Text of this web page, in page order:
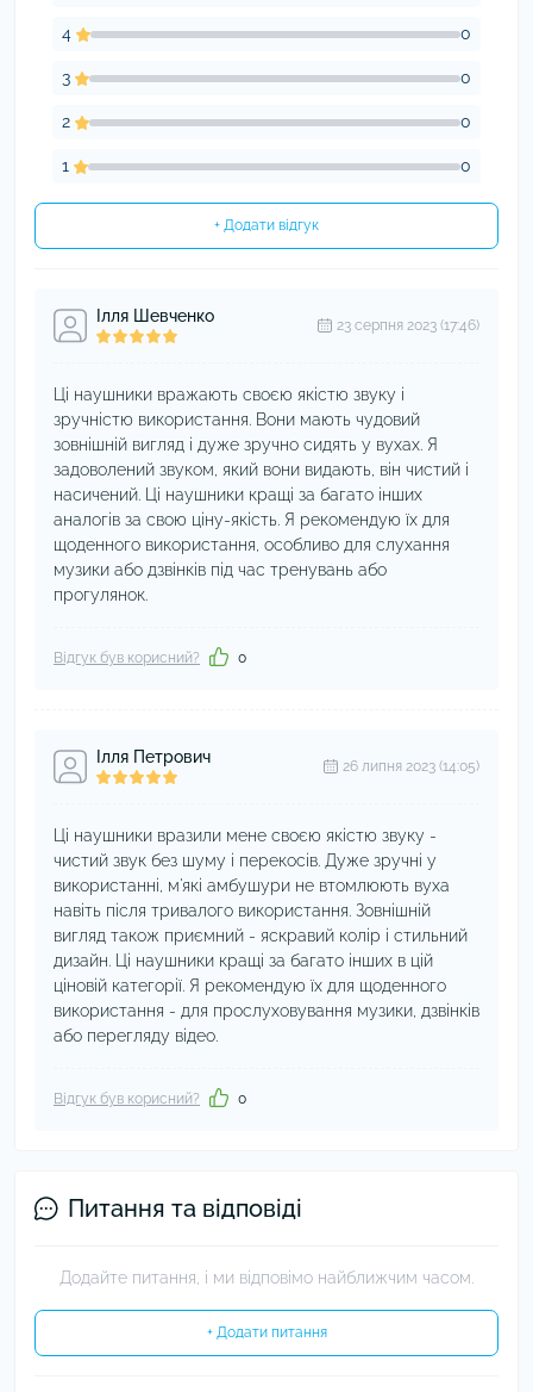
4 0
3 0
2 0
1 0
+ Додати відгук
Ілля Шевченко 23 серпня 2023 (17:46)
Ці наушники вражають своєю якістю звуку і
зручністю використання. Вони мають чудовий
зовнішній вигляд і дуже зручно сидять у вухах. Я
задоволений звуком, який вони видають, він чистий і
насичений. Ці наушники кращі за багато інших
аналогів за свою ціну-якість. Я рекомендую їх для
щоденного використання, особливо для слухання
музики або дзвінків під час тренувань або
прогулянок.
Відгук був корисний? 0
Ілля Петрович 26 липня 2023 (14:05)
Ці наушники вразили мене своєю якістю звуку -
чистий звук без шуму і перекосів. Дуже зручні у
використанні, м'які амбушури не втомлюють вуха
навіть після тривалого використання. Зовнішній
вигляд також приємний - яскравий колір і стильний
дизайн. Ці наушники кращі за багато інших в цій
ціновій категорії. Я рекомендую їх для щоденного
використання - для прослуховування музики, дзвінків
або перегляду відео.
Відгук був корисний? 0
Питання та відповіді
Додайте питання, і ми відповімо найближчим часом.
+ Додати питання